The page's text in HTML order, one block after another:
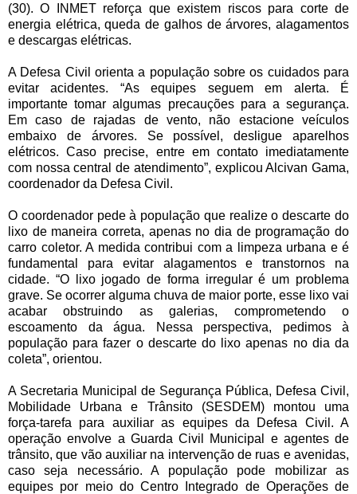
(30). O INMET reforça que existem riscos para corte de
energia elétrica, queda de galhos de árvores, alagamentos
e descargas elétricas.
A Defesa Civil orienta a população sobre os cuidados para
evitar acidentes. “As equipes seguem em alerta. É
importante tomar algumas precauções para a segurança.
Em caso de rajadas de vento, não estacione veículos
embaixo de árvores. Se possível, desligue aparelhos
elétricos. Caso precise, entre em contato imediatamente
com nossa central de atendimento”, explicou Alcivan Gama,
coordenador da Defesa Civil.
O coordenador pede à população que realize o descarte do
lixo de maneira correta, apenas no dia de programação do
carro coletor. A medida contribui com a limpeza urbana e é
fundamental para evitar alagamentos e transtornos na
cidade. “O lixo jogado de forma irregular é um problema
grave. Se ocorrer alguma chuva de maior porte, esse lixo vai
acabar obstruindo as galerias, comprometendo o
escoamento da água. Nessa perspectiva, pedimos à
população para fazer o descarte do lixo apenas no dia da
coleta”, orientou.
A Secretaria Municipal de Segurança Pública, Defesa Civil,
Mobilidade Urbana e Trânsito (SESDEM) montou uma
força-tarefa para auxiliar as equipes da Defesa Civil. A
operação envolve a Guarda Civil Municipal e agentes de
trânsito, que vão auxiliar na intervenção de ruas e avenidas,
caso seja necessário. A população pode mobilizar as
equipes por meio do Centro Integrado de Operações de